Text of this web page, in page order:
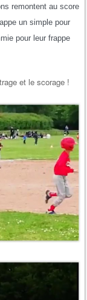
remontent au score
un simple pour
pour leur frappe
et le scorage !